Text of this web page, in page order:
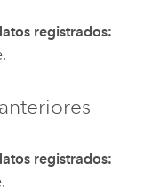
registrados:
registrados: